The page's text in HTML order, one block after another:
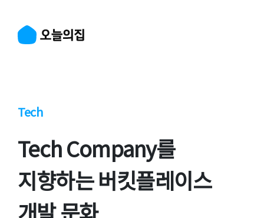
Tech
Tech Company를
지향하는 버킷플레이스
개발 문화